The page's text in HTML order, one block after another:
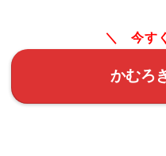
＼ 今す
かむろ